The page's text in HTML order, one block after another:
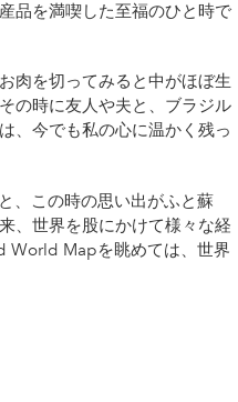
品を満喫した至福のひと時で
肉を切ってみると中がほぼ生
の時に友人や夫と、ブラジル
、今でも私の心に温かく残っ
、この時の思い出がふと蘇
、世界を股にかけて様々な経
World Mapを眺めては、世界